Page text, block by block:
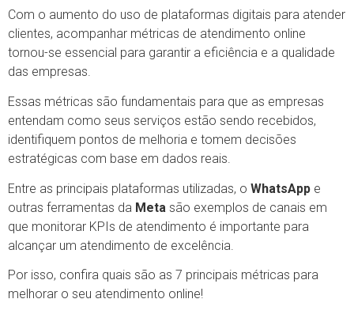
Com o aumento do uso de plataformas digitais para atender
clientes, acompanhar métricas de atendimento online
tornou-se essencial para garantir a eficiência e a qualidade
das empresas.
Essas métricas são fundamentais para que as empresas
entendam como seus serviços estão sendo recebidos,
identifiquem pontos de melhoria e tomem decisões
estratégicas com base em dados reais.
Entre as principais plataformas utilizadas, o WhatsApp e
outras ferramentas da Meta são exemplos de canais em
que monitorar KPIs de atendimento é importante para
alcançar um atendimento de excelência.
Por isso, confira quais são as 7 principais métricas para
melhorar o seu atendimento online!